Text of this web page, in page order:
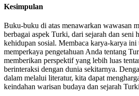
Kesimpulan
Buku-buku di atas menawarkan wawasan
berbagai aspek Turki, dari sejarah dan seni
kehidupan sosial. Membaca karya-karya ini
memperkaya pengetahuan Anda tentang
memberikan perspektif yang lebih luas
berinteraksi dengan dunia sekitarnya.
dalam melalui literatur, kita dapat
keindahan warisan budaya dan sejarah